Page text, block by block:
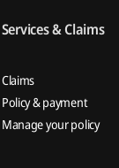
Services & Claims
Claims
Policy & payment
Manage your policy